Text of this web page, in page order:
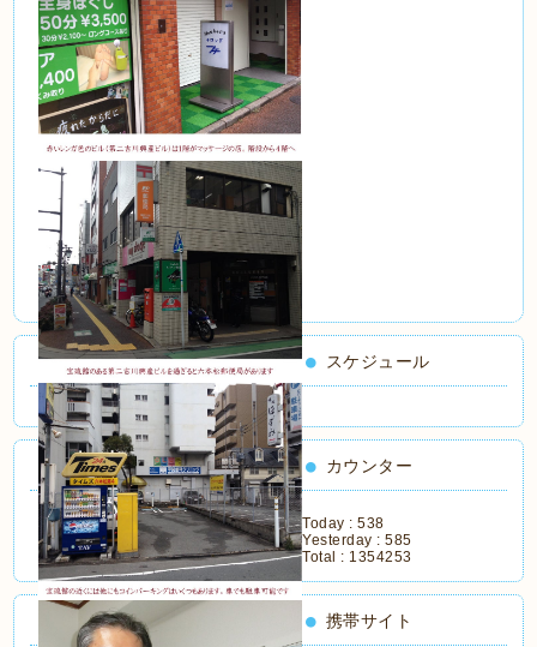
スケジュール
カウンター
Today :538
Yesterday :585
Total : 1354253
携帯サイト